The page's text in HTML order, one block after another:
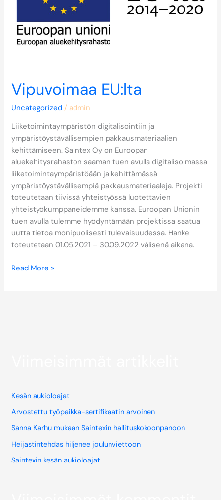
Vipuvoimaa EU:lta
Uncategorized / admin
Liiketoimintaympäristön digitalisointiin ja
ympäristöystävällisempien pakkausmateriaalien
kehittämiseen. Saintex Oy on Euroopan
aluekehitysrahaston saaman tuen avulla digitalisoimassa
liiketoimintaympäristöään ja kehittämässä
ympäristöystävällisempiä pakkausmateriaaleja. Projekti
toteutetaan tiivissä yhteistyössä luotettavien
yhteistyökumppaneidemme kanssa. Euroopan Unionin
tuen avulla tulemme hyödyntämään projektissa saatua
uutta tietoa monipuolisesti tulevaisuudessa. Hanke
toteutetaan 01.05.2021 – 30.09.2022 välisenä aikana.
Read More »
Kesän aukioloajat
Arvostettu työpaikka-sertifikaatin arvoinen
Sanna Karhu mukaan Saintexin hallituskokoonpanoon
Heijastintehdas hiljenee joulunviettoon
Saintexin kesän aukioloajat